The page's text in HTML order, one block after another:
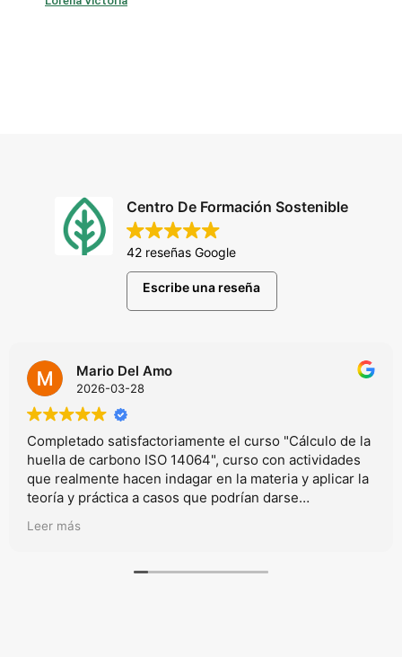
Centro De Formación Sostenible
42 reseñas Google
Escribe una reseña
Mario Del Amo
2026-03-28
Completado satisfactoriamente el curso "Cálculo de la
huella de carbono ISO 14064", curso con actividades
que realmente hacen indagar en la materia y aplicar la
teoría y práctica a casos que podrían darse
realmmente en el mundo laboral.
Leer más